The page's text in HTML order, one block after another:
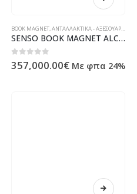
BOOK MAGNET,ΑΝΤΑΛΛΑΚΤΙΚΆ - ΑΞΕΣΟΥΆΡ ΥΠΟΛΟΓΙΣΤΏΝ - ΗΛΕΚΤΡΟΝΙΚΆ
SENSO BOOK MAGNET ALCATEL 3C black
0out of 5
357,000.00€ Με φπα 24%